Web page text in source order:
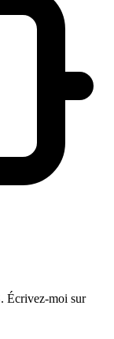
Écrivez-moi sur